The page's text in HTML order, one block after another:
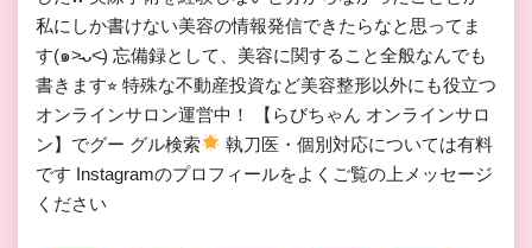
私にしか書けない美容の情報発信できたらなと思ってま
す(๑˃̵ᴗ˂̵) 忘備録として、美容に関すること全般なんでも
書きます⭐︎ 特殊な不動産投資など美容整形以外にも役立つ
オンラインサロン運営中！ 【らびちゃん オンラインサロ
ン】でグー グル検索
執刀医・個別対応については有料
です Instagramのプロフィールをよくご覧の上メッセージ
ください